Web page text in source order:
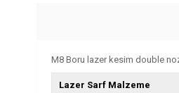
M8 Boru lazer kesim double
Lazer Sarf Malzeme